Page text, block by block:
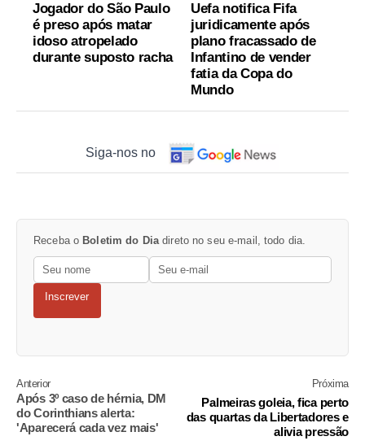
Jogador do São Paulo
é preso após matar
idoso atropelado
durante suposto racha
Uefa notifica Fifa
juridicamente após
plano fracassado de
Infantino de vender
fatia da Copa do
Mundo
Siga-nos no
Receba o Boletim do Dia direto no seu e-mail, todo dia.
Inscrever
Anterior
Após 3º caso de hérnia, DM
do Corinthians alerta:
'Aparecerá cada vez mais'
Próxima
Palmeiras goleia, fica perto
das quartas da Libertadores e
alivia pressão